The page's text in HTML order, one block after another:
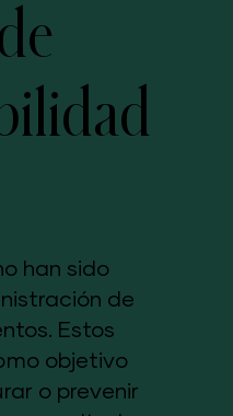
han sido
de
Estos
objetivo
o prevenir